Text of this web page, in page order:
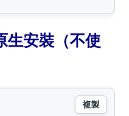
安裝（不使
複製